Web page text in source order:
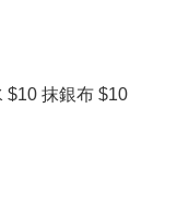
洗銀水 $10 抹銀布 $10